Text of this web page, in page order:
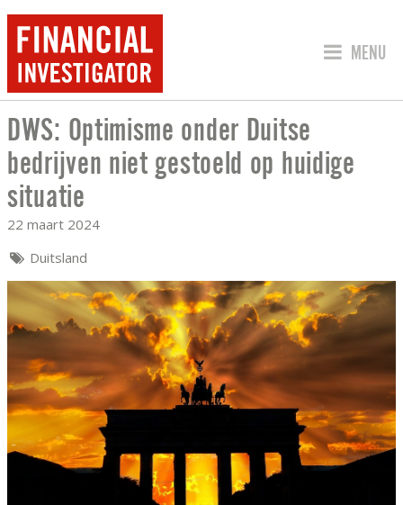
SPRING
MENU
DWS: OPTIMISME ONDER DUITSE
DWS: Optimisme onder Duitse
bedrijven niet gestoeld op huidige
situatie
22 maart 2024
Duitsland